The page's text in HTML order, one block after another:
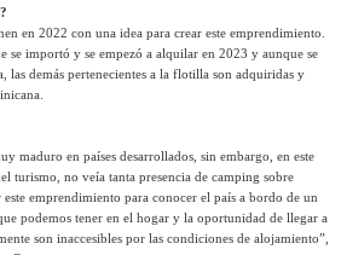
en 2022 con una idea para crear este emprendimiento.
se importó y se empezó a alquilar en 2023 y aunque se
las demás pertenecientes a la flotilla son adquiridas y
maduro en países desarrollados, sin embargo, en este
turismo, no veía tanta presencia de camping sobre
emprendimiento para conocer el país a bordo de un
podemos tener en el hogar y la oportunidad de llegar a
son inaccesibles por las condiciones de alojamiento”,